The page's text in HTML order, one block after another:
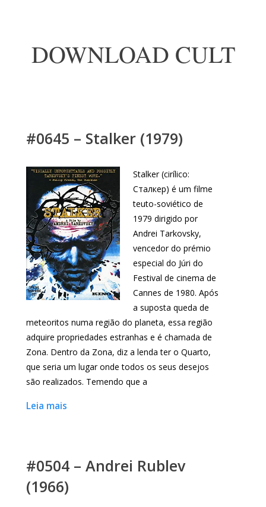
DOWNLOAD CULT
#0645 – Stalker (1979)
Stalker (cirílico:
Сталкер) é um filme
teuto-soviético de
1979 dirigido por
Andrei Tarkovsky,
vencedor do prémio
especial do Júri do
Festival de cinema de
Cannes de 1980. Após
a suposta queda de
meteoritos numa região do planeta, essa região
adquire propriedades estranhas e é chamada de
Zona. Dentro da Zona, diz a lenda ter o Quarto,
que seria um lugar onde todos os seus desejos
são realizados. Temendo que a
Leia mais
#0504 – Andrei Rublev
(1966)